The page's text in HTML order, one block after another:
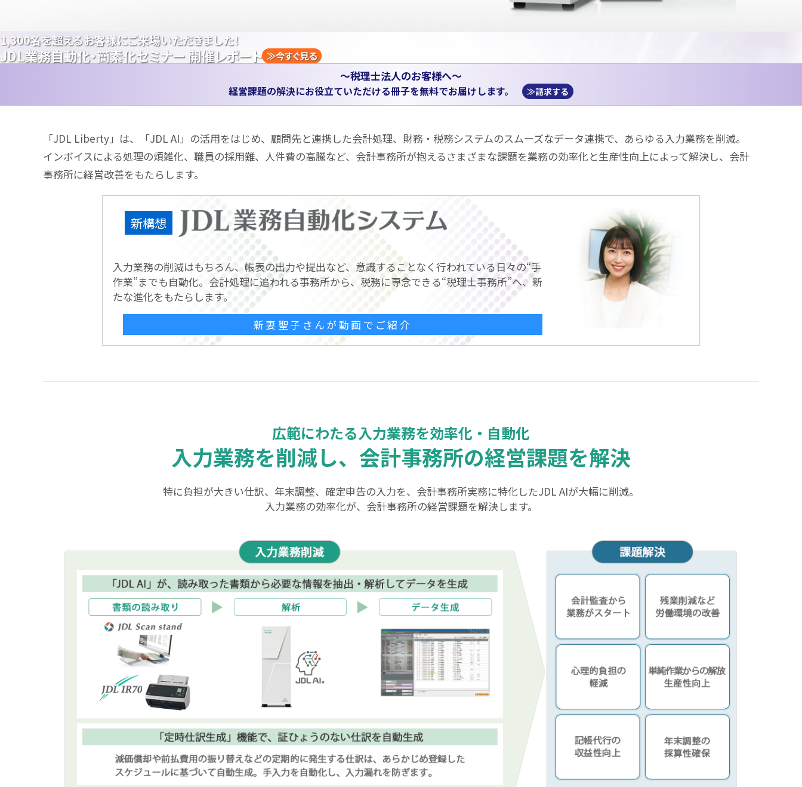
1,300名を超えるお客様にご来場いただきました！
JDL業務自動化・簡素化セミナー 開催レポート ≫今すぐ見る
～税理士法人のお客様へ～
経営課題の解決にお役立ていただける冊子を無料でお届けします。 ≫請求する
「JDL Liberty」は、「JDL AI」の活⽤をはじめ、顧問先と連携した会計処理、財務・税務システムのスムーズなデータ連携で、あらゆる⼊⼒業務を削減。
インボイスによる処理の煩雑化、職員の採用難、人件費の高騰など、会計事務所が抱えるさまざまな課題を業務の効率化と生産性向上によって解決し、会計
事務所に経営改善をもたらします。
新構想
入力業務の削減はもちろん、帳表の出力や提出など、意識することなく行われている日々の“手
作業”までも自動化。会計処理に追われる事務所から、税務に専念できる“税理士事務所”へ、新
たな進化をもたらします。
新妻聖子さんが動画でご紹介
広範にわたる入力業務を効率化・自動化
入力業務を削減し、会計事務所の経営課題を解決
特に負担が大きい仕訳、年末調整、確定申告の入力を、会計事務所実務に特化したJDL AIが大幅に削減。
入力業務の効率化が、会計事務所の経営課題を解決します。